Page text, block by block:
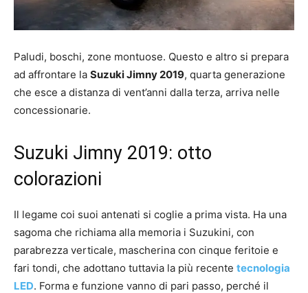
Paludi, boschi, zone montuose. Questo e altro si prepara
ad affrontare la Suzuki Jimny 2019, quarta generazione
che esce a distanza di vent’anni dalla terza, arriva nelle
concessionarie.
Suzuki Jimny 2019: otto
colorazioni
Il legame coi suoi antenati si coglie a prima vista. Ha una
sagoma che richiama alla memoria i Suzukini, con
parabrezza verticale, mascherina con cinque feritoie e
fari tondi, che adottano tuttavia la più recente tecnologia
LED. Forma e funzione vanno di pari passo, perché il